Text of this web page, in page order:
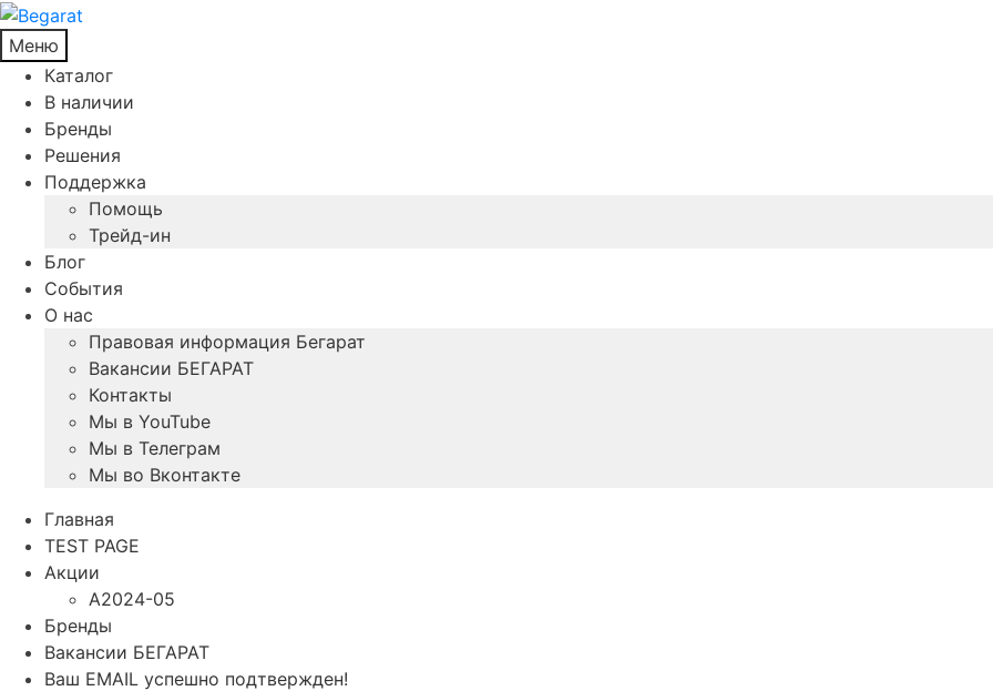
Меню
Каталог
В наличии
Бренды
Решения
Поддержка
Помощь
Трейд-ин
Блог
События
О нас
Правовая информация Бегарат
Вакансии БЕГАРАТ
Контакты
Мы в YouTube
Мы в Телеграм
Мы во Вконтакте
Главная
TEST PAGE
Акции
A2024-05
Бренды
Вакансии БЕГАРАТ
Ваш EMAIL успешно подтвержден!